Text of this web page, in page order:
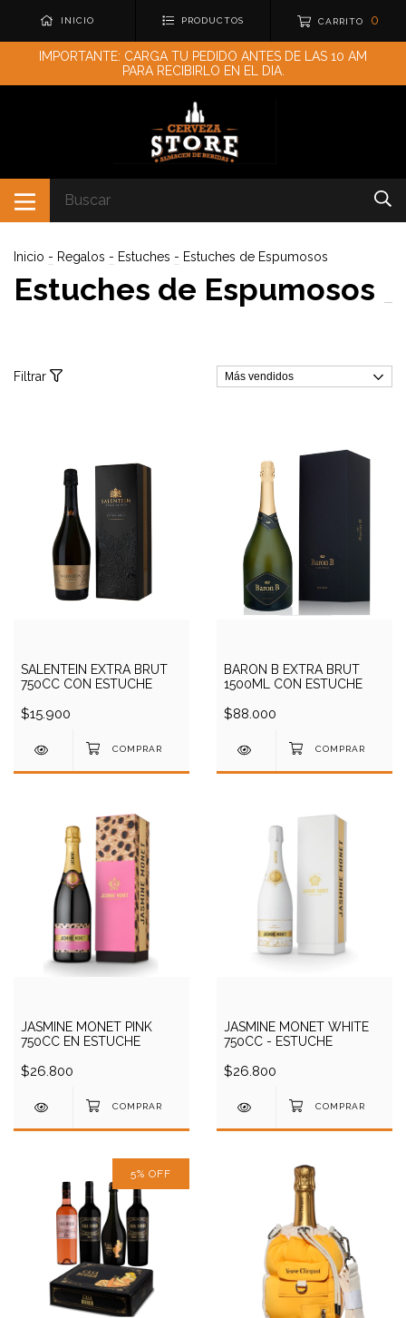
INICIO PRODUCTOS CARRITO 0
IMPORTANTE: CARGA TU PEDIDO ANTES DE LAS 10 AM
PARA RECIBIRLO EN EL DIA.
Inicio - Regalos - Estuches - Estuches de Espumosos
Estuches de Espumosos
Filtrar
SALENTEIN EXTRA BRUT
750CC CON ESTUCHE
$15.900
BARON B EXTRA BRUT
1500ML CON ESTUCHE
$88.000
JASMINE MONET PINK
750CC EN ESTUCHE
$26.800
JASMINE MONET WHITE
750CC - ESTUCHE
$26.800
5% OFF